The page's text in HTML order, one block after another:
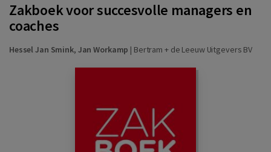
Zakboek voor succesvolle managers en
coaches
Hessel Jan Smink, Jan Workamp | Bertram + de Leeuw Uitgevers BV